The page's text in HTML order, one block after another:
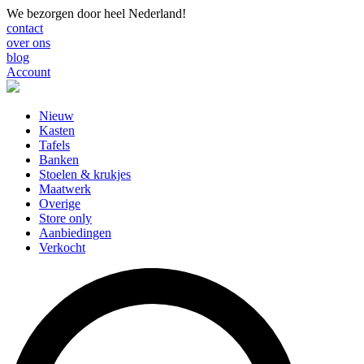
We bezorgen door heel Nederland!
contact
over ons
blog
Account
Nieuw
Kasten
Tafels
Banken
Stoelen & krukjes
Maatwerk
Overige
Store only
Aanbiedingen
Verkocht